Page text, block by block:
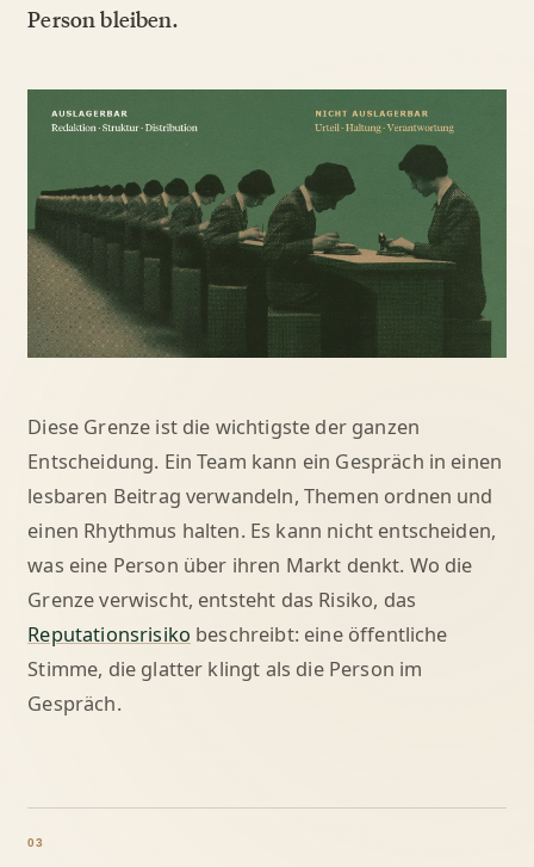
Person bleiben.
Diese Grenze ist die wichtigste der ganzen
Entscheidung. Ein Team kann ein Gespräch in einen
lesbaren Beitrag verwandeln, Themen ordnen und
einen Rhythmus halten. Es kann nicht entscheiden,
was eine Person über ihren Markt denkt. Wo die
Grenze verwischt, entsteht das Risiko, das
Reputationsrisiko beschreibt: eine öffentliche
Stimme, die glatter klingt als die Person im
Gespräch.